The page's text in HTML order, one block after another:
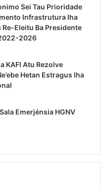
Sei Tau Prioridade
Infrastrutura Iha
Eleitu Ba Presidente
2026
KAFI Atu Rezolve
Hetan Estragus Iha
Emerjénsia HGNV